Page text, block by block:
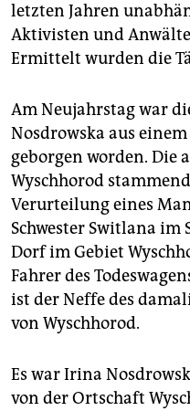
letzten Jahren
Aktivisten und
Ermittelt wurden die
Am Neujahrstag war
Nosdrowska aus
geborgen worden. Die
Wyschhorod
Verurteilung eines
Schwester Switlana im
Dorf im Gebiet
Fahrer des
ist der Neffe des
von Wyschhorod.
Es war Irina
von der Ortschaft